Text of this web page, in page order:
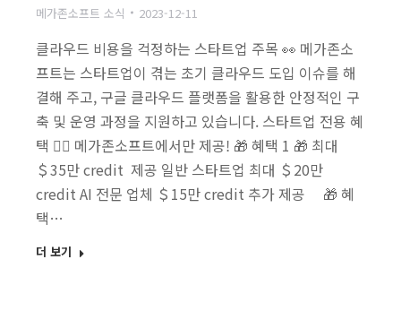
메가존소프트 소식 2023-12-11
클라우드 비용을 걱정하는 스타트업 주목 👀 메가존소
프트는 스타트업이 겪는 초기 클라우드 도입 이슈를 해
결해 주고, 구글 클라우드 플랫폼을 활용한 안정적인 구
축 및 운영 과정을 지원하고 있습니다. 스타트업 전용 혜
택 💁‍♂️ 메가존소프트에서만 제공! 🎁 혜택 1 🎁 최대
＄35만 credit 제공 일반 스타트업 최대 ＄20만
credit AI 전문 업체 ＄15만 credit 추가 제공 🎁 혜
택…
더 보기